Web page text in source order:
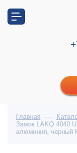
Главная —
Замок LAKQ 4040
алюминия, черный